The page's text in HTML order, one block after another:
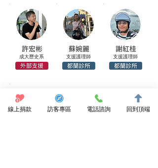
許宏彬
成大歷史系
蘇婉麗
支援護理師
謝紅桂
支援護理師
線上捐款 訪客專區 電話諮詢 回到頂端